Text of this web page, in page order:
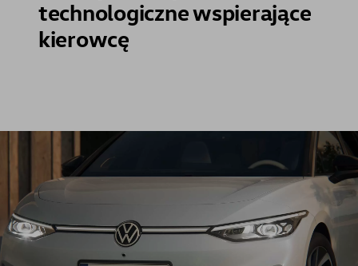
technologiczne wspierające
kierowcę